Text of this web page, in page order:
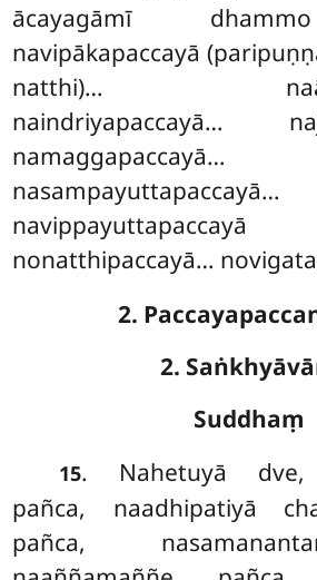
ācayagāmī
navipākapaccayā
natthi)…
naindriyapaccayā…
namaggapaccayā…
nasampayuttapaccayā…
nonatthipaccayā…
2.
2.
Suddhaṃ
15. Nahetuyā dve,
pañca, naadhipatiyā
pañca,